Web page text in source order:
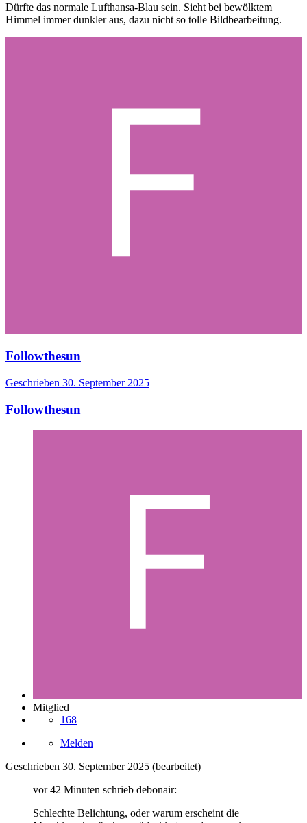
Dürfte das normale Lufthansa-Blau sein. Sieht bei bewölktem
Himmel immer dunkler aus, dazu nicht so tolle Bildbearbeitung.
Followthesun
Geschrieben 30. September 2025
Followthesun
Mitglied
168
Melden
Geschrieben 30. September 2025 (bearbeitet)
vor 42 Minuten schrieb debonair:
Schlechte Belichtung, oder warum erscheint die